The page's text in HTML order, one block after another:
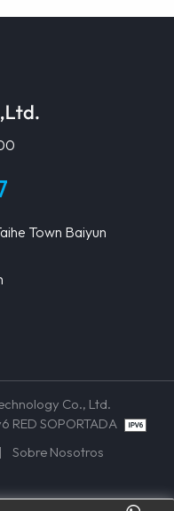
Town Baiyun
Co., Ltd.
RED SOPORTADA
|
Sobre Nosotros